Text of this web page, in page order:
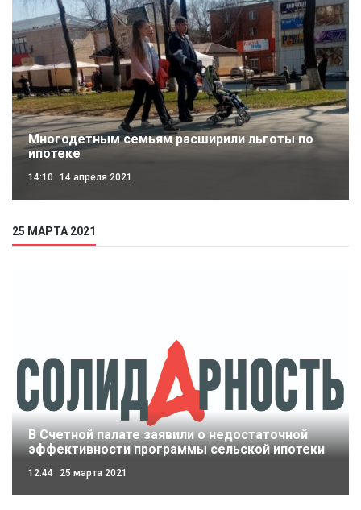
Многодетным семьям расширили льготы по
ипотеке
14:10 14 апреля 2021
25 МАРТА 2021
В Счетной палате заявили о недостаточной
эффективности программы сельской ипотеки
12:44 25 марта 2021